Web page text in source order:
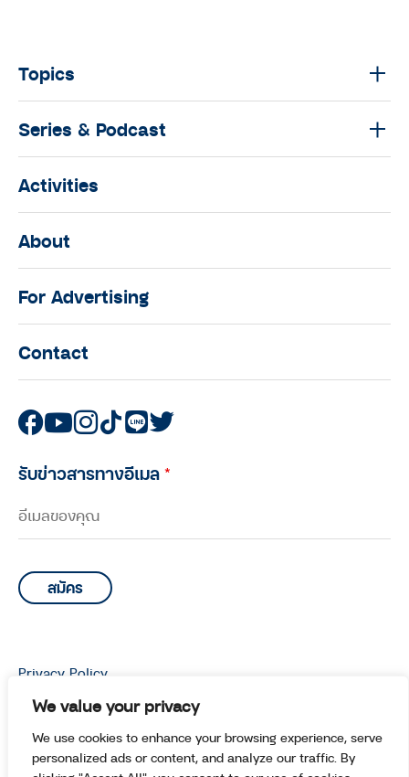
We value your privacy
We use cookies to enhance your browsing experience, serve
personalized ads or content, and analyze our traffic. By
Topics
Series & Podcast
Activities
About
For Advertising
Contact
รับข่าวสารทางอีเมล*
© Copyright 2026 Manoottangwai All Rights Reserved.
Privacy Policy